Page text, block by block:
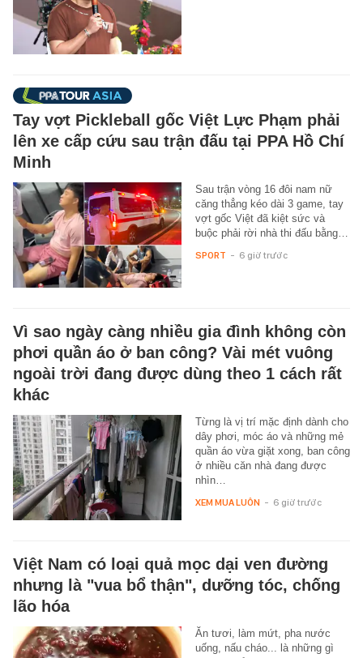
Tay vợt Pickleball gốc Việt Lực Phạm phải
lên xe cấp cứu sau trận đấu tại PPA Hồ Chí
Minh
Sau trận vòng 16 đôi nam nữ
căng thẳng kéo dài 3 game, tay
vợt gốc Việt đã kiệt sức và
buộc phải rời nhà thi đấu bằng…
SPORT - 6 giờ trước
Vì sao ngày càng nhiều gia đình không còn
phơi quần áo ở ban công? Vài mét vuông
ngoài trời đang được dùng theo 1 cách rất
khác
Từng là vị trí mặc định dành cho
dây phơi, móc áo và những mẻ
quần áo vừa giặt xong, ban công
ở nhiều căn nhà đang được
nhìn…
XEM MUA LUÔN - 6 giờ trước
Việt Nam có loại quả mọc dại ven đường
nhưng là "vua bổ thận", dưỡng tóc, chống
lão hóa
Ăn tươi, làm mứt, pha nước
uống, nấu cháo... là những gì